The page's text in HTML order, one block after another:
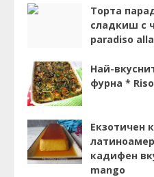
Торта
сладкиш с
paradiso
Най-
фурна *
Екзотичен
кадифен
mango